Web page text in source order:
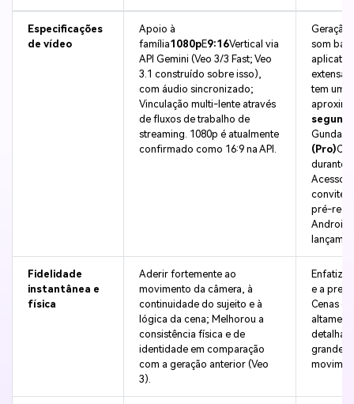
Especificações
de vídeo
Apoio à
família1080pE9:16Vertical via
API Gemini (Veo 3/3 Fast; Veo
3.1 construído sobre isso),
com áudio sincronizado;
Vinculação multi-lente através
de fluxos de trabalho de
streaming. 1080p é atualmente
confirmado como 16:9 na API.
Geração
som
extensa
tem uma
Gundam
(Pro)
durante
Acesso
convite;
pré-
Android
Fidelidade
instantânea e
física
Aderir fortemente ao
movimento da câmera, à
continuidade do sujeito e à
lógica da cena; Melhorou a
consistência física e de
identidade em comparação
com a geração anterior (Veo
3).
e a
Cenas
grande